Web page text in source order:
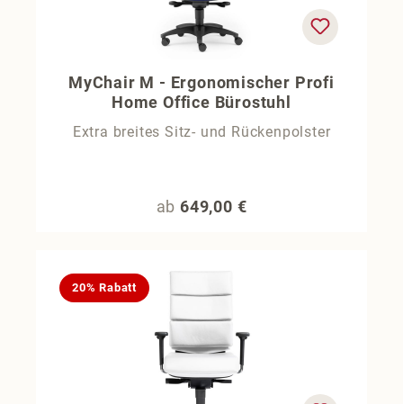
MyChair M - Ergonomischer Profi
Home Office Bürostuhl
Extra breites Sitz- und Rückenpolster
Regulärer Preis:
ab 649,00 €
20% Rabatt